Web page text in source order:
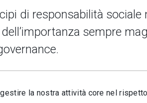
di responsabilità
sempre
la nostra attività core nel